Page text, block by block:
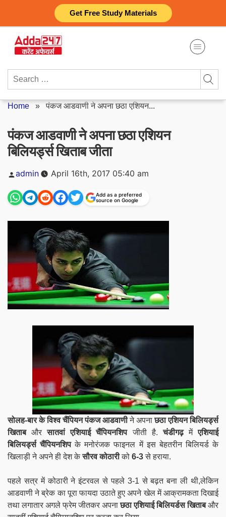
Get Free Study Materials
content
Search
Home »पंकज आडवाणी ने अपना छठा एशियन...
पंकज आडवाणी ने अपना छठा एशियन
बिलियर्ड्स खिताब जीता
Posted
by
admin April 16th, 2017 05:40 am
Add as a preferred
source on Google
सोलह-बार के विश्व चैंपियन पंकज आडवाणीने अपनाछठा एशियन बिलियर्ड्स
खिताबऔरसातवां एशियाई चैंपियनशिपजीती है.चंडीगढ़मेंएशियाई
बिलियर्ड्स चैंपियनशिपके मनोरंजक फाइनल में इस बेहतरीनबिलियर्ड के
खिलाड़ीने अपने ही देश केसौरव कोठारीको 6-3से हराया.
पहले सत्र में कोठारी ने इंटरवल से पहले 3-1 से बढ़त बना ली थी,लेकिन
आडवाणी ने ब्रेक का पूरा फायदा उठाते हुए अपने खेल में आक्रामकता दिखाई
तथा लगातार अगले फ्रेम जीतकर अपनाछठा एशियाई बिलियर्डस खिताबऔर